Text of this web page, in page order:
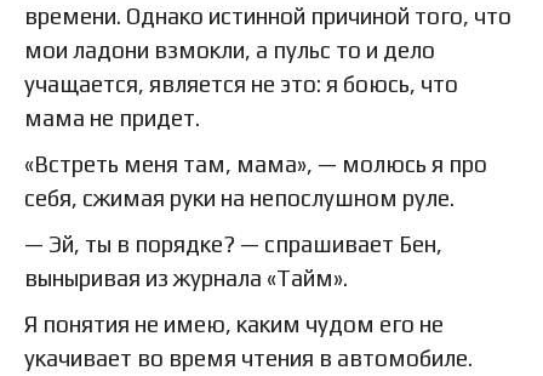
времени. Однако истинной причиной того, что
мои ладони взмокли, а пульс то и дело
учащается, является не это: я боюсь, что
мама не придет.
«Встреть меня там, мама», — молюсь я про
себя, сжимая руки на непослушном руле.
— Эй, ты в порядке? — спрашивает Бен,
выныривая из журнала «Тайм».
Я понятия не имею, каким чудом его не
укачивает во время чтения в автомобиле.